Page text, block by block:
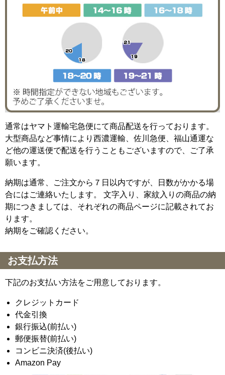
通常はヤマト運輸宅急便にて商品配送を行っております。
大型商品など事情により西濃運輸、佐川急便、福山通運な
ど他の運送便で配送を行うこともございますので、ご了承
願います。
納期は通常、ご注文から７日以内ですが、日数がかかる場
合にはご連絡いたします。 文字入り、家紋入りの商品の納
期につきましては、それぞれの商品ページに記載されてお
ります。
納期をご確認ください。
お支払方法
下記のお支払い方法をご用意しております。
クレジットカード
代金引換
銀行振込(前払い)
郵便振替(前払い)
コンビニ決済(後払い)
Amazon Pay